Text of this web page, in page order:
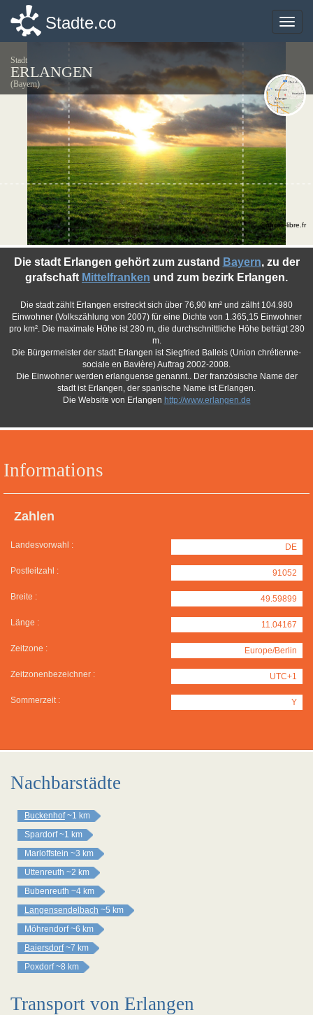
Toggle
Stadte.co
Stadt
ERLANGEN
(Bayern)
Informations
Zahlen
Landesvorwahl : DE
Postleitzahl : 91052
Breite : 49.59899
Länge : 11.04167
Zeitzone : Europe/Berlin
Zeitzonenbezeichner : UTC+1
Sommerzeit : Y
Die stadt Erlangen gehört zum zustand Bayern, zu der
grafschaft Mittelfranken und zum bezirk Erlangen.
Die stadt zählt Erlangen erstreckt sich über 76,90 km² und zälht 104.980
Einwohner (Volkszählung von 2007) für eine Dichte von 1.365,15 Einwohner
pro km². Die maximale Höhe ist 280 m, die durchschnittliche Höhe beträgt 280
m.
Die Bürgermeister der stadt Erlangen ist Siegfried Balleis (Union chrétienne-
sociale en Bavière) Auftrag 2002-2008.
Die Einwohner werden erlanguense genannt.. Der französische Name der
stadt ist Erlangen, der spanische Name ist Erlangen.
Die Website von Erlangen http://www.erlangen.de
©photo-libre.fr
Nachbarstädte
Buckenhof ~1 km
Spardorf ~1 km
Marloffstein ~3 km
Uttenreuth ~2 km
Bubenreuth ~4 km
Langensendelbach ~5 km
Möhrendorf ~6 km
Baiersdorf ~7 km
Poxdorf ~8 km
Transport von Erlangen
Toggle
Stadte.co